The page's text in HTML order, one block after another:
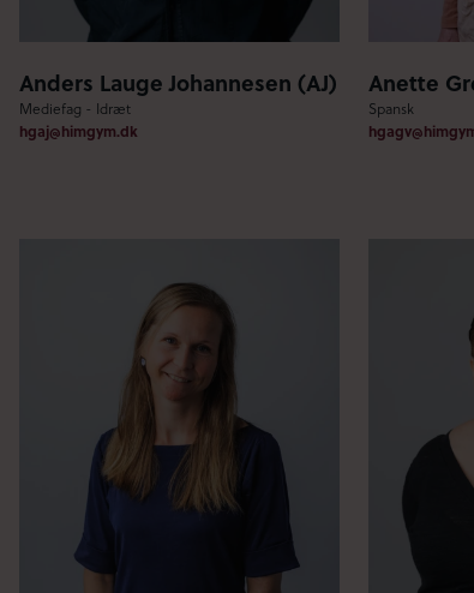
Anders Lauge Johannesen (AJ)
Mediefag - Idræt
hgaj@himgym.dk
Anette
Spansk